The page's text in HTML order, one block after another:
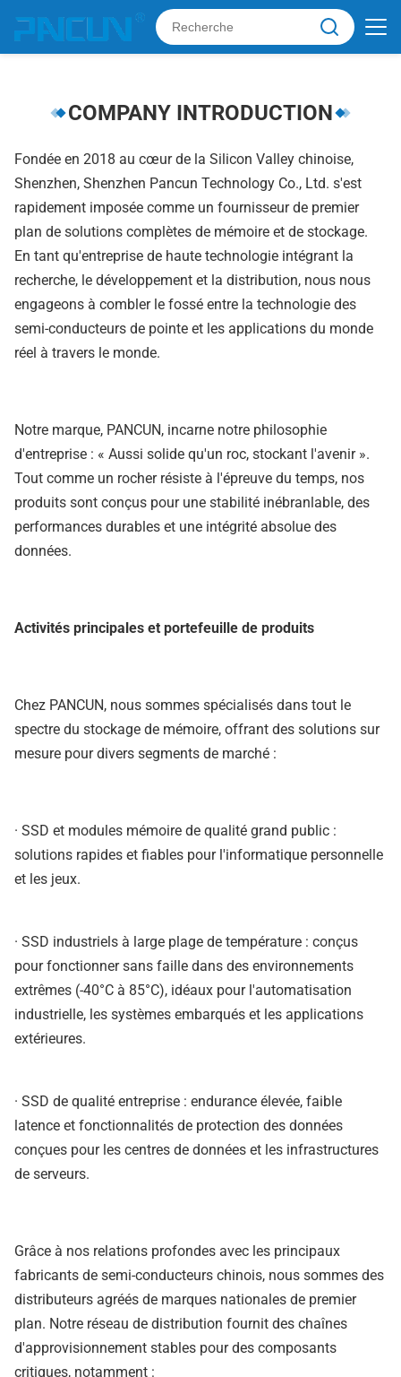
COMPANY INTRODUCTION
Fondée en 2018 au cœur de la Silicon Valley chinoise,
Shenzhen, Shenzhen Pancun Technology Co., Ltd. s'est
rapidement imposée comme un fournisseur de premier
plan de solutions complètes de mémoire et de stockage.
En tant qu'entreprise de haute technologie intégrant la
recherche, le développement et la distribution, nous nous
engageons à combler le fossé entre la technologie des
semi-conducteurs de pointe et les applications du monde
réel à travers le monde.
Notre marque, PANCUN, incarne notre philosophie
d'entreprise : « Aussi solide qu'un roc, stockant l'avenir ».
Tout comme un rocher résiste à l'épreuve du temps, nos
produits sont conçus pour une stabilité inébranlable, des
performances durables et une intégrité absolue des
données.
Activités principales et portefeuille de produits
Chez PANCUN, nous sommes spécialisés dans tout le
spectre du stockage de mémoire, offrant des solutions sur
mesure pour divers segments de marché :
· SSD et modules mémoire de qualité grand public :
solutions rapides et fiables pour l'informatique personnelle
et les jeux.
· SSD industriels à large plage de température : conçus
pour fonctionner sans faille dans des environnements
extrêmes (-40°C à 85°C), idéaux pour l'automatisation
industrielle, les systèmes embarqués et les applications
extérieures.
· SSD de qualité entreprise : endurance élevée, faible
latence et fonctionnalités de protection des données
conçues pour les centres de données et les infrastructures
de serveurs.
Grâce à nos relations profondes avec les principaux
fabricants de semi-conducteurs chinois, nous sommes des
distributeurs agréés de marques nationales de premier
plan. Notre réseau de distribution fournit des chaînes
d'approvisionnement stables pour des composants
critiques, notamment :